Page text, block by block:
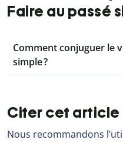
Faire au passé
Comment conjuguer le
simple ?
Citer cet article
Nous recommandons